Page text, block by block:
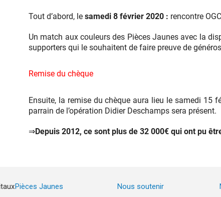
Tout d’abord, le samedi 8 février 2020 : rencontre
Un match aux couleurs des Pièces Jaunes avec la
supporters qui le souhaitent de faire preuve de
Remise du chèque
Ensuite, la remise du chèque aura lieu le samedi 15
parrain de l’opération Didier Deschamps sera présent.
⇒Depuis 2012, ce sont plus de 32 000€ qui ont pu
Pièces Jaunes Nous soutenir